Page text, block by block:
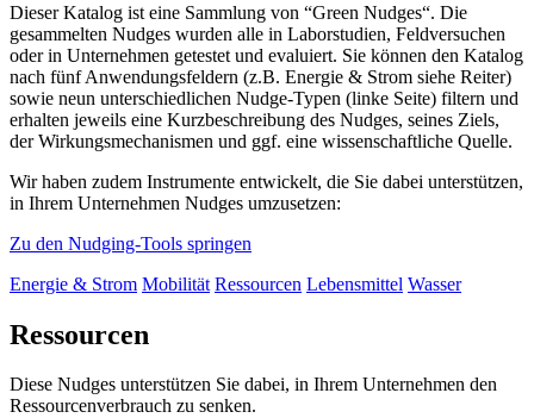
Dieser Katalog ist eine Sammlung von “Green Nudges“. Die
gesammelten Nudges wurden alle in Laborstudien, Feldversuchen
oder in Unternehmen getestet und evaluiert. Sie können den Katalog
nach fünf Anwendungsfeldern (z.B. Energie & Strom siehe Reiter)
sowie neun unterschiedlichen Nudge-Typen (linke Seite) filtern und
erhalten jeweils eine Kurzbeschreibung des Nudges, seines Ziels,
der Wirkungsmechanismen und ggf. eine wissenschaftliche Quelle.
Wir haben zudem Instrumente entwickelt, die Sie dabei unterstützen,
in Ihrem Unternehmen Nudges umzusetzen:
Zu den Nudging-Tools springen
Energie & Strom Mobilität Ressourcen Lebensmittel Wasser
Ressourcen
Diese Nudges unterstützen Sie dabei, in Ihrem Unternehmen den
Ressourcenverbrauch zu senken.